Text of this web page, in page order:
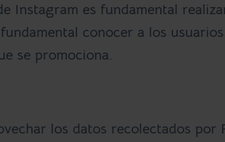
Instagram es fundamental
conocer a los
se promociona.
los datos recolectados por